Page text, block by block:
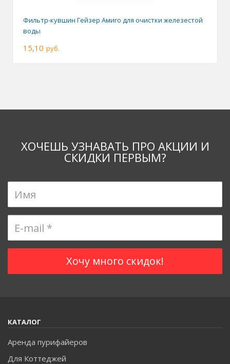
Фильтр-кувшин Гейзер Амиго для очистки железестой
воды
15,10 руб.
ХОЧЕШЬ УЗНАВАТЬ ПРО АКЦИИ И
СКИДКИ ПЕРВЫМ?
КАТАЛОГ
Аренда пурифайеров
Для Коттеджей